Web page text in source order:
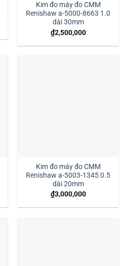
Kim đo máy đo CMM
Renishaw a-5000-8663 1.0
dài 30mm
₫2,500,000
Kim đo máy đo CMM
Renishaw a-5003-1345 0.5
dài 20mm
₫3,000,000